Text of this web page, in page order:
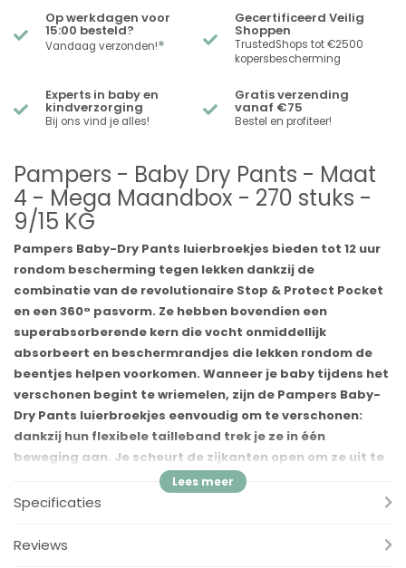
Op werkdagen voor
15:00 besteld?
Vandaag verzonden!*
Gecertificeerd Veilig
Shoppen
TrustedShops tot €2500
kopersbescherming
Experts in baby en
kindverzorging
Bij ons vind je alles!
Gratis verzending
vanaf €75
Bestel en profiteer!
Pampers - Baby Dry Pants - Maat
4 - Mega Maandbox - 270 stuks -
9/15 KG
Pampers Baby-Dry Pants luierbroekjes bieden tot 12 uur
rondom bescherming tegen lekken dankzij de
combinatie van de revolutionaire Stop & Protect Pocket
en een 360° pasvorm. Ze hebben bovendien een
superabsorberende kern die vocht onmiddellijk
absorbeert en beschermrandjes die lekken rondom de
beentjes helpen voorkomen. Wanneer je baby tijdens het
verschonen begint te wriemelen, zijn de Pampers Baby-
Dry Pants luierbroekjes eenvoudig om te verschonen:
dankzij hun flexibele tailleband trek je ze in één
beweging aan. Je scheurt de zijkanten open om ze uit te
trekken, rolt ze op en plakt ze dicht met de plakstrip om
ze weg te gooien. Net zoals bij jou, komt jouw baby's
Baby-Dry Pants luierbroekjes zijn dermatologisch getest
Specificaties
Reviews